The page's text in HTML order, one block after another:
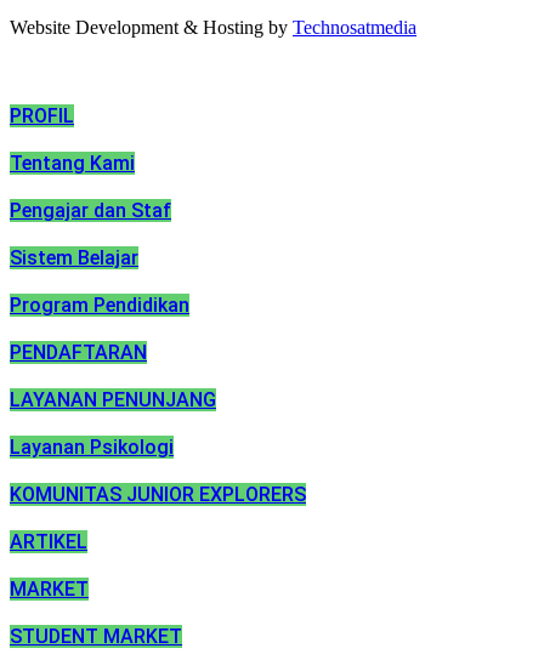
Website Development & Hosting by Technosatmedia
PROFIL
Tentang Kami
Pengajar dan Staf
Sistem Belajar
Program Pendidikan
PENDAFTARAN
LAYANAN PENUNJANG
Layanan Psikologi
KOMUNITAS JUNIOR EXPLORERS
ARTIKEL
MARKET
STUDENT MARKET